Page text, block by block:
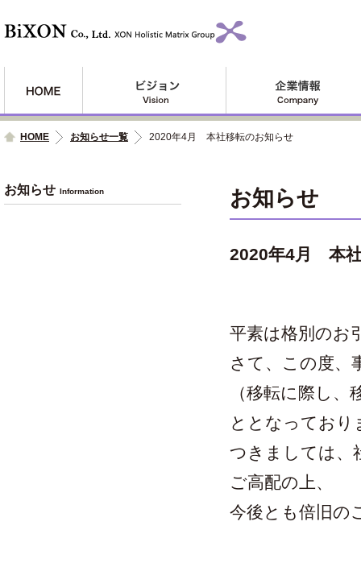
HOME お知らせ一覧 2020年4月 本社移転のお知らせ
お知らせ
2020年4月 本
平素は格別のお
さて、この度、
（移転に際し
ととなっており
つきましては、
ご高配の上、
今後とも倍旧の
お知らせ Information